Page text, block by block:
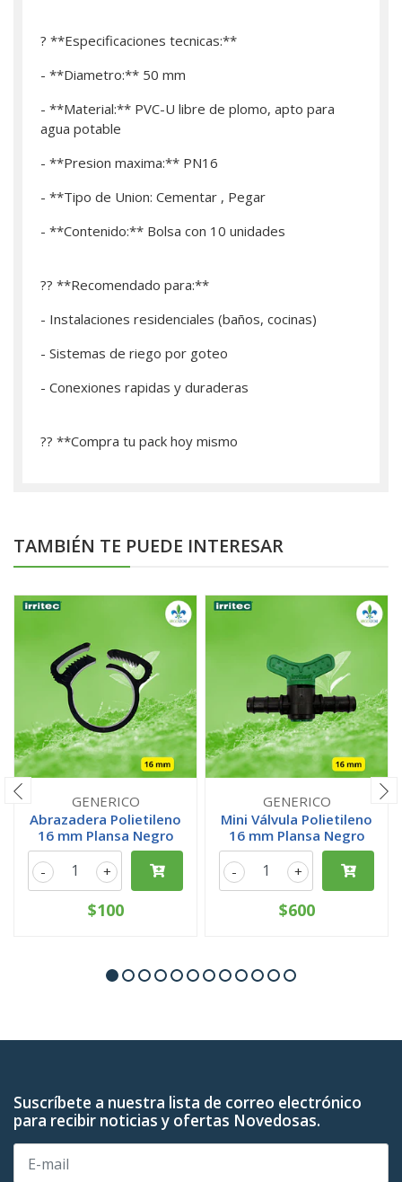
? **Especificaciones tecnicas:**
- **Diametro:** 50 mm
- **Material:** PVC-U libre de plomo, apto para
agua potable
- **Presion maxima:** PN16
- **Tipo de Union: Cementar , Pegar
- **Contenido:** Bolsa con 10 unidades
?? **Recomendado para:**
- Instalaciones residenciales (baños, cocinas)
- Sistemas de riego por goteo
- Conexiones rapidas y duraderas
?? **­Compra tu pack hoy mismo
TAMBIÉN TE PUEDE INTERESAR
GENERICO
Abrazadera Polietileno
16 mm Plansa Negro
+
-
$100
GENERICO
Mini Válvula Polietileno
16 mm Plansa Negro
+
-
$600
Suscríbete a nuestra lista de correo electrónico
para recibir noticias y ofertas Novedosas.